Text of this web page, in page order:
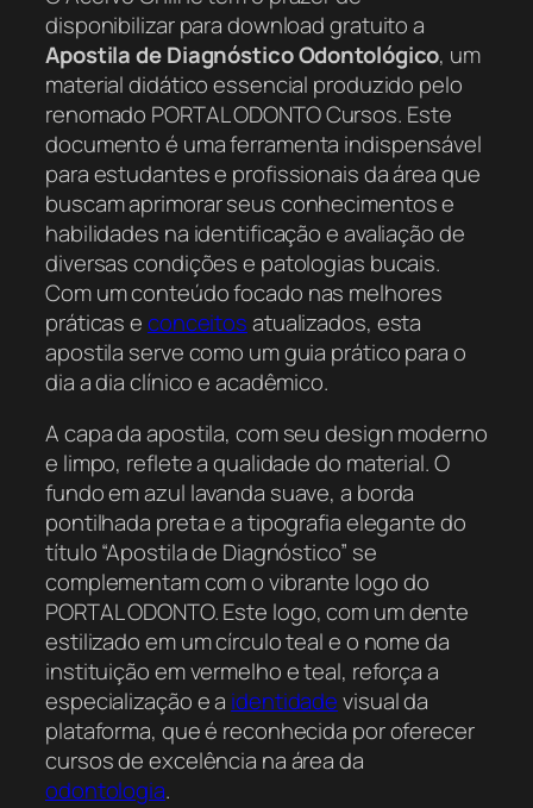
disponibilizar para download gratuito a
Apostila de Diagnóstico Odontológico, um
material didático essencial produzido pelo
renomado PORTAL ODONTO Cursos. Este
documento é uma ferramenta indispensável
para estudantes e profissionais da área que
buscam aprimorar seus conhecimentos e
habilidades na identificação e avaliação de
diversas condições e patologias bucais.
Com um conteúdo focado nas melhores
práticas econceitosatualizados, esta
apostila serve como um guia prático para o
dia a dia clínico e acadêmico.
A capa da apostila, com seu design moderno
e limpo, reflete a qualidade do material. O
fundo em azul lavanda suave, a borda
pontilhada preta e a tipografia elegante do
título “Apostila de Diagnóstico” se
complementam com o vibrante logo do
PORTAL ODONTO. Este logo, com um dente
estilizado em um círculo teal e o nome da
instituição em vermelho e teal, reforça a
especialização e a identidadevisual da
plataforma, que é reconhecida por oferecer
cursos de excelência na área da
odontologia.